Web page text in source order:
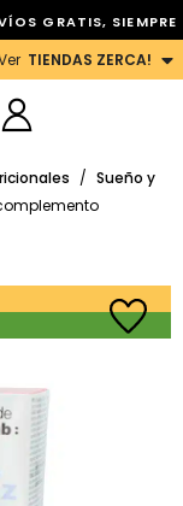
GRATIS, SIEMPRE
TIENDAS ZERCA!
/ Sueño y